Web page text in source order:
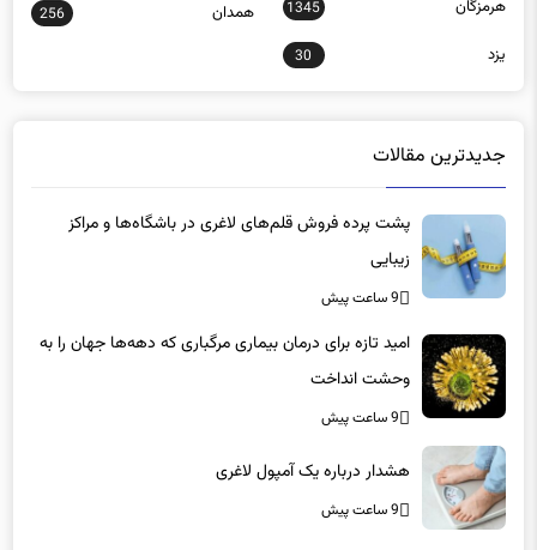
یزد 30
پشت پرده فروش قلم‌های لاغری در باشگاه‌ها و مراکز
زیبایی
9 ساعت پیش
امید تازه برای درمان بیماری مرگباری که دهه‌ها جهان را به
وحشت انداخت
9 ساعت پیش
9 ساعت پیش